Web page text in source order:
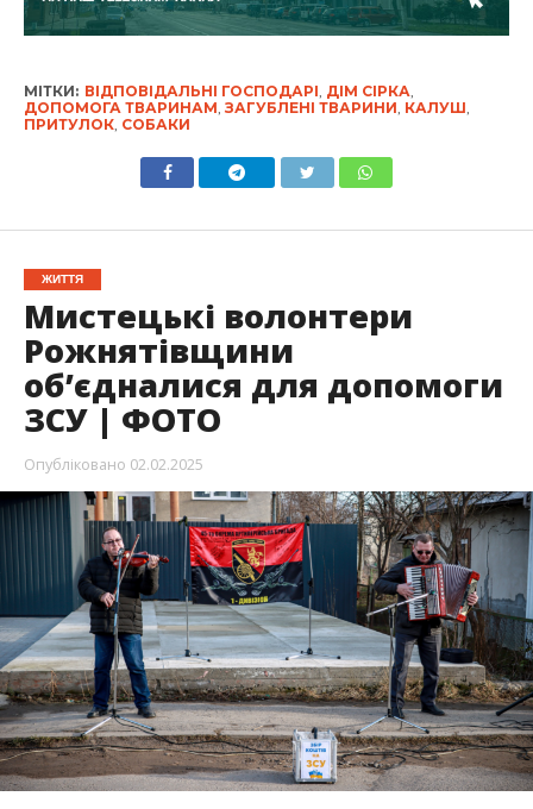
МІТКИ: ВІДПОВІДАЛЬНІ ГОСПОДАРІ, ДІМ СІРКА,
ДОПОМОГА ТВАРИНАМ, ЗАГУБЛЕНІ ТВАРИНИ, КАЛУШ,
ПРИТУЛОК, СОБАКИ
ЖИТТЯ
Мистецькі волонтери
Рожнятівщини
об’єдналися для допомоги
ЗСУ | ФОТО
Опубліковано 02.02.2025